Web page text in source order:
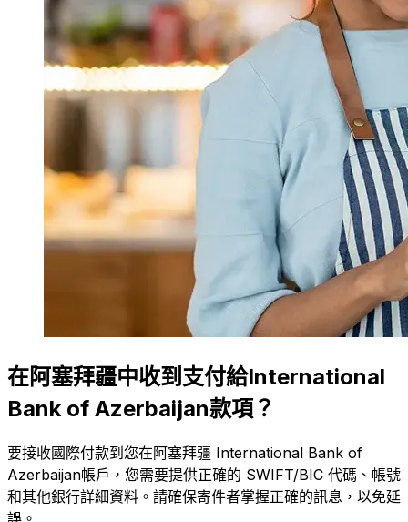
在阿塞拜疆中收到支付給International
Bank of Azerbaijan款項？
要接收國際付款到您在阿塞拜疆 International Bank of
Azerbaijan帳戶，您需要提供正確的 SWIFT/BIC 代碼、帳號
和其他銀行詳細資料。請確保寄件者掌握正確的訊息，以免延